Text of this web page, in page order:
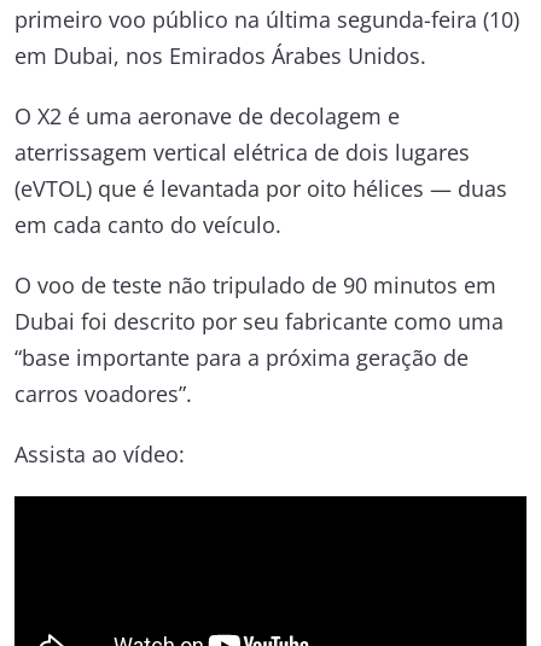
primeiro voo público na última segunda-feira (10)
em Dubai, nos Emirados Árabes Unidos.
O X2 é uma aeronave de decolagem e
aterrissagem vertical elétrica de dois lugares
(eVTOL) que é levantada por oito hélices — duas
em cada canto do veículo.
O voo de teste não tripulado de 90 minutos em
Dubai foi descrito por seu fabricante como uma
“base importante para a próxima geração de
carros voadores”.
Assista ao vídeo: